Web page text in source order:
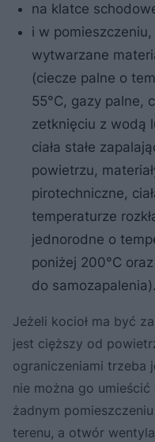
na klatce
i w
wytwarzane
(ciecze palne o
55°C, gazy palne,
zetknięciu z wodą
ciała stałe
powietrzu,
pirotechniczne,
temperaturze
jednorodne o
poniżej 200°C
do
Jeżeli kocioł ma być
jest cięższy od
ograniczeniami trzeba
nie można go
żadnym
terenu, a otwór